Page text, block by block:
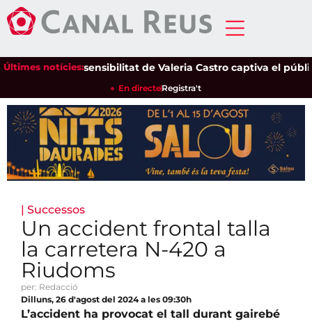
Últimes notícies:La sensibilitat de Valeria Castro captiva el públic
En directeRegistra't
| Successos
Un accident frontal talla
la carretera N-420 a
Riudoms
per: Redacció
Dilluns, 26 d'agost del 2024 a les 09:30h
L’accident ha provocat el tall durant gairebé